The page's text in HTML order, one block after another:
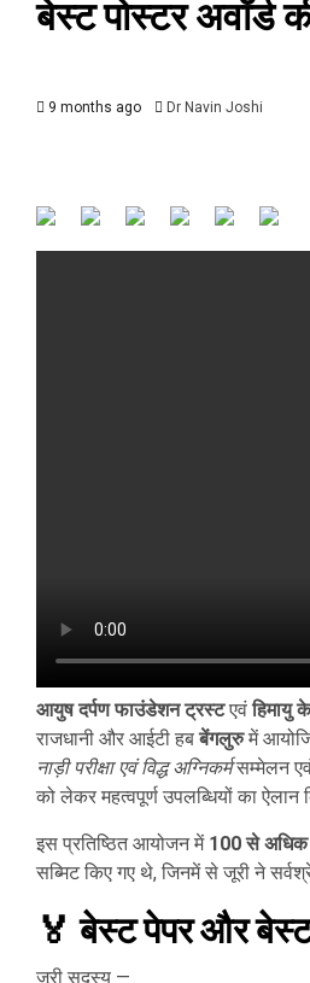
बेस्ट पोस्टर अवॉर्ड
9 months ago Dr Navin Joshi
आयुष दर्पण फाउंडेशन ट्रस्टएवंहिमायु
राजधानी और आईटी हबबेंगलुरुमें
नाड़ी परीक्षा एवं विद्ध अग्निकर्मसम्मेलन एवं
को लेकर महत्वपूर्ण उपलब्धियों का ऐलान
इस प्रतिष्ठित आयोजन में 100 से अधिक
सब्मिट किए गए थे, जिनमें से जूरी ने
🏅बेस्ट पेपर और बेस्ट
जूरी सदस्य —